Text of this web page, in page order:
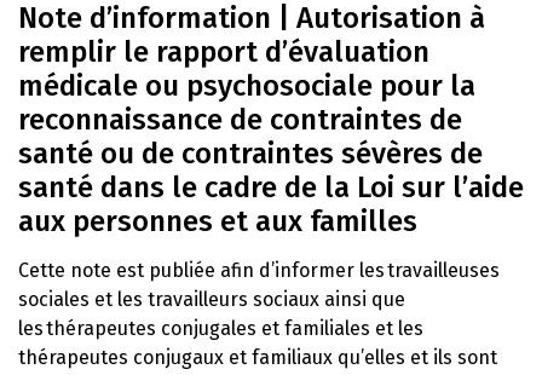
Note d’information | Autorisation à
remplir le rapport d’évaluation
médicale ou psychosociale pour la
reconnaissance de contraintes de
santé ou de contraintes sévères de
santé dans le cadre de la Loi sur l’aide
aux personnes et aux familles
Cette note est publiée afin d’informer les travailleuses
sociales et les travailleurs sociaux ainsi que
les thérapeutes conjugales et familiales et les
thérapeutes conjugaux et familiaux qu’elles et ils sont